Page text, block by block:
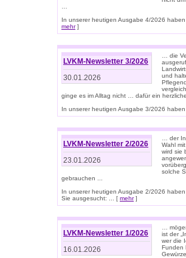
In unserer heutigen Ausgabe 4/2026
mehr]
LVKM-Newsletter 3/2026
30.01.2026
… die
und
ginge es im Alltag nicht … dafür ein
In unserer heutigen Ausgabe 3/2026
LVKM-Newsletter 2/2026
23.01.2026
… der
Wahl
wird sie
solche
gebrauchen ...
In unserer heutigen Ausgabe 2/2026
Sie ausgesucht: ... [ mehr]
LVKM-Newsletter 1/2026
16.01.2026
…
ist der
wer die
Funden